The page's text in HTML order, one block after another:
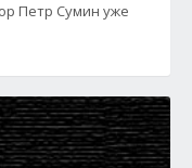
Петр Сумин уже